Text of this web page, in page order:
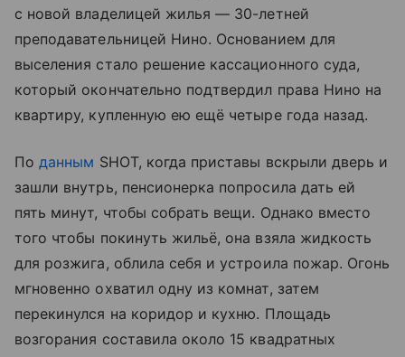
с новой владелицей жилья — 30-летней
преподавательницей Нино. Основанием для
выселения стало решение кассационного суда,
который окончательно подтвердил права Нино на
квартиру, купленную ею ещё четыре года назад.
Поданным SHOT, когда приставы вскрыли дверь и
зашли внутрь, пенсионерка попросила дать ей
пять минут, чтобы собрать вещи. Однако вместо
того чтобы покинуть жильё, она взяла жидкость
для розжига, облила себя и устроила пожар. Огонь
мгновенно охватил одну из комнат, затем
перекинулся на коридор и кухню. Площадь
возгорания составила около 15 квадратных